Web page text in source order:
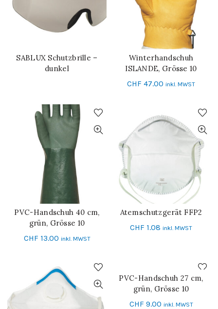
WEITERLESEN
SABLUX Schutzbrille –
dunkel
IN DEN WARENKORB
Winterhandschuh
ISLANDE, Grösse 10
CHF 47.00 inkl. MWST
IN DEN WARENKORB
PVC-Handschuh 40 cm,
grün, Grösse 10
CHF 13.00 inkl. MWST
IN DEN WARENKORB
Atemschutzgerät FFP2
CHF 1.08 inkl. MWST
IN DEN WARENKORB
PVC-Handschuh 27 cm,
grün, Grösse 10
CHF 9.00 inkl. MWST